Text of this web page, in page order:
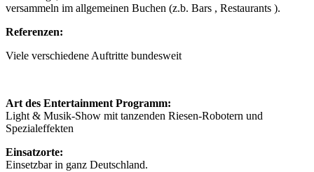
versammeln im allgemeinen Buchen (z.b. Bars , Restaurants ).
Referenzen:
Viele verschiedene Auftritte bundesweit
Art des Entertainment Programm:
Light & Musik-Show mit tanzenden Riesen-Robotern und
Spezialeffekten
Einsatzorte:
Einsetzbar in ganz Deutschland.